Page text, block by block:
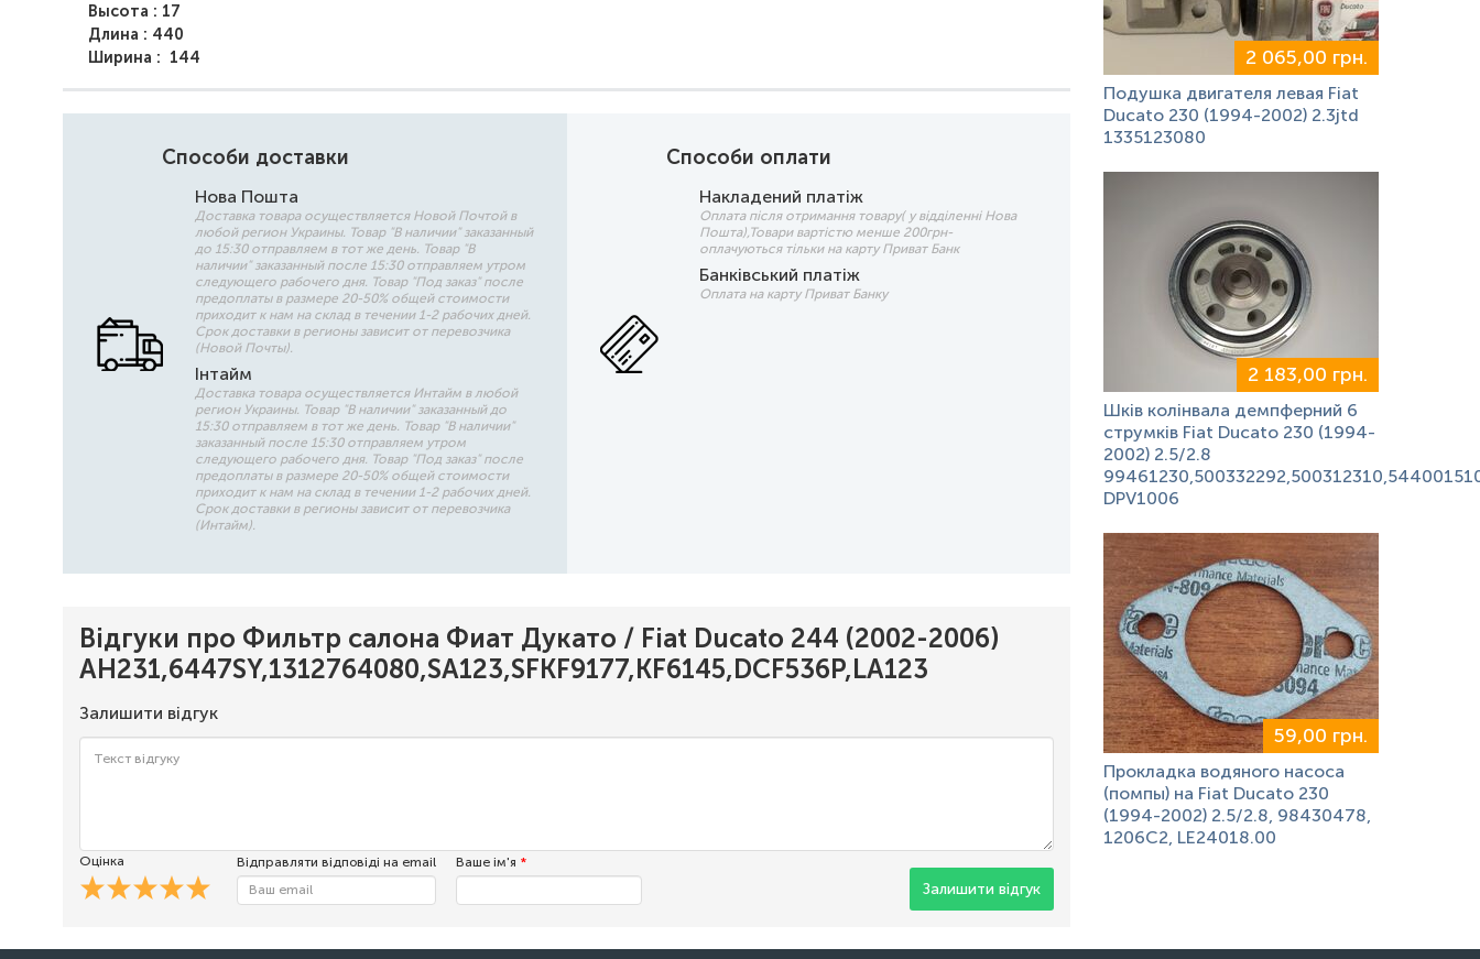
Высота : 17
Длина : 440
Ширина : 144
Способи доставки
Нова Пошта
Доставка товара осуществляется Новой Почтой в
любой регион Украины. Товар "В наличии" заказанный
до 15:30 отправляем в тот же день. Товар "В
наличии" заказанный после 15:30 отправляем утром
следующего рабочего дня. Товар "Под заказ" после
предоплаты в размере 20-50% общей стоимости
приходит к нам на склад в течении 1-2 рабочих дней.
Срок доставки в регионы зависит от перевозчика
(Новой Почты).
Інтайм
Доставка товара осуществляется Интайм в любой
регион Украины. Товар "В наличии" заказанный до
15:30 отправляем в тот же день. Товар "В наличии"
заказанный после 15:30 отправляем утром
следующего рабочего дня. Товар "Под заказ" после
предоплаты в размере 20-50% общей стоимости
приходит к нам на склад в течении 1-2 рабочих дней.
Срок доставки в регионы зависит от перевозчика
(Интайм).
Способи оплати
Накладений платіж
Оплата після отримання товару( у відділенні Нова
Пошта),Товари вартістю менше 200грн-
оплачуються тільки на карту Приват Банк
Банківський платіж
Оплата на карту Приват Банку
Відгуки про Фильтр салона Фиат Дукато / Fiat Ducato 244 (2002-2006)
AH231,6447SY,1312764080,SA123,SFKF9177,KF6145,DCF536P,LA123
Залишити відгук
Оцінка Відправляти відповіді на email Ваше ім'я *
Залишити відгук
2 065,00 грн.
Подушка двигателя левая Fiat
Ducato 230 (1994-2002) 2.3jtd
1335123080
2 183,00 грн.
Шків колінвала демпферний 6
струмків Fiat Ducato 230 (1994-
2002) 2.5/2.8
DPV1006
59,00 грн.
Прокладка водяного насоса
(помпы) на Fiat Ducato 230
(1994-2002) 2.5/2.8, 98430478,
1206C2, LE24018.00